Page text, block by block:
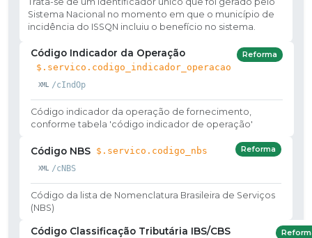
Sistema Nacional no momento em que o município de
incidência do ISSQN incluiu o benefício no sistema.
Código Indicador da Operação
$.servico.codigo_indicador_operacao
/cIndOp
Reforma
Código indicador da operação de fornecimento,
conforme tabela 'código indicador de operação'
Código NBS $.servico.codigo_nbs
/cNBS
Reforma
Código da lista de Nomenclatura Brasileira de Serviços
(NBS)
Código Classificação Tributária IBS/CBS